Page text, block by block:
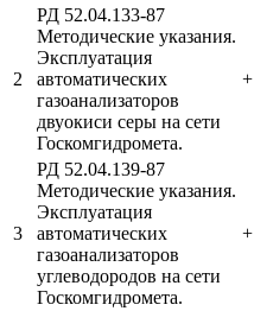
2
РД 52.04.133-87
Методические указания.
Эксплуатация
автоматических
газоанализаторов
двуокиси серы на сети
Госкомгидромета.
+
3
РД 52.04.139-87
Методические указания.
Эксплуатация
автоматических
газоанализаторов
углеводородов на сети
Госкомгидромета.
+